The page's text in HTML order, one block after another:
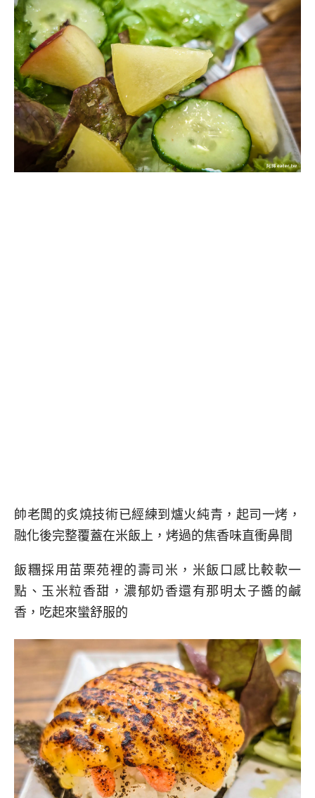
帥老闆的炙燒技術已經練到爐火純青，起司一烤，
融化後完整覆蓋在米飯上，烤過的焦香味直衝鼻間
飯糰採用苗栗苑裡的壽司米，米飯口感比較軟一
點、玉米粒香甜，濃郁奶香還有那明太子醬的鹹
香，吃起來蠻舒服的